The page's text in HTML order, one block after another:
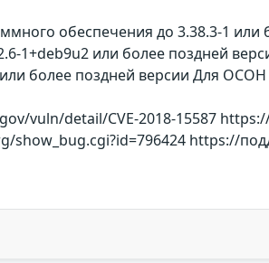
обеспечения до 3.38.3-1 или
1+deb9u2 или более поздней
более поздней версии Для
vuln/detail/CVE-2018-15587
show_bug.cgi?id=796424 https://